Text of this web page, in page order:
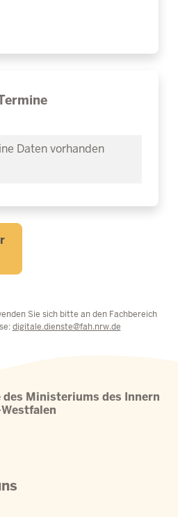
Daten vorhanden
Sie sich bitte an den Fachbereich
digitale.dienste@fah.nrw.de
Ministeriums des Innern